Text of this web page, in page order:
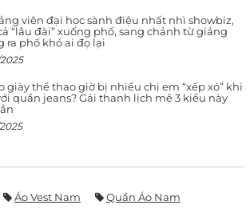
viên đại học sành điệu nhất nhì showbiz,
“lâu đài” xuống phố, sang chảnh từ giảng
ra phố khó ai đọ lại
giày thể thao giờ bị nhiều chị em “xếp xó” khi
quần jeans? Gái thanh lịch mê 3 kiểu này
Áo Vest Nam Quần Áo Nam